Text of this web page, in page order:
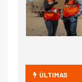
ÚLTIMAS